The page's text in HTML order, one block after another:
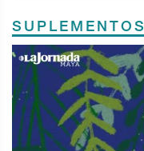
SUPLEMENTOS